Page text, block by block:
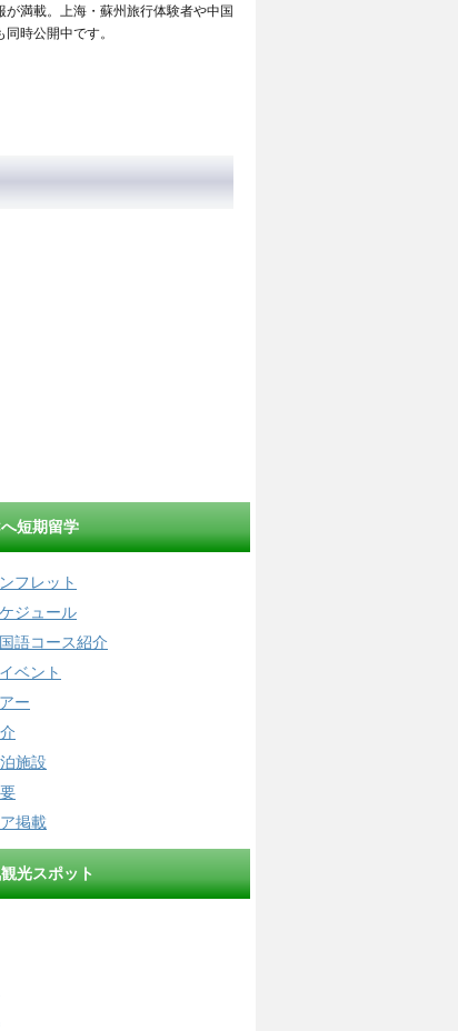
満載。上海・蘇州旅行体験者や中国
時公開中です。
へ短期留学
フレット
ジュール
語コース紹介
ベント
ー
施設
掲載
観光スポット